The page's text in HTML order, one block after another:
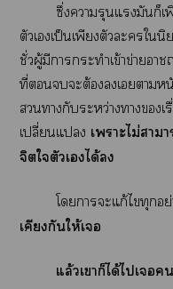
ซึ่งารุนแรงมันก็เ
ตัวเเป็นเพียงตัวะใ
ชั่วผู้มีาะทำเข้าข่ายา
ที่ะต้องเา
ากับระหว่างาเ
เปลี่ยนแ เาะไม่า
จิตใตัวเได้
โาะแก้ไทุกอ
เคียงกันให้เ
แล้วเาก็ได้ไเ